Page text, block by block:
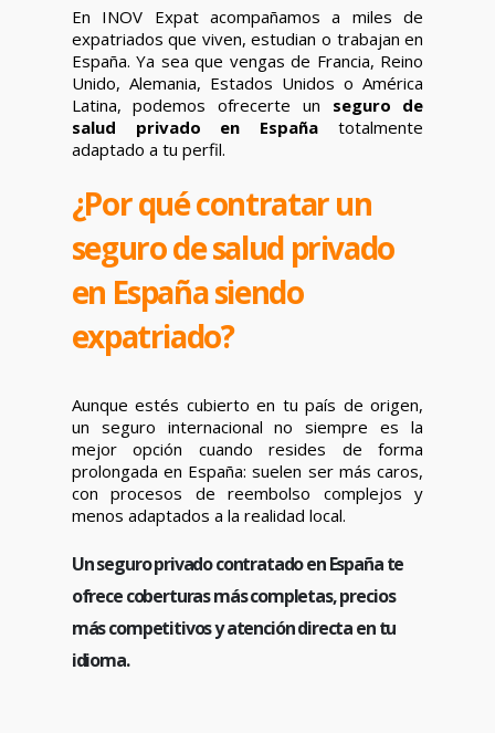
En INOV Expat acompañamos a miles de
expatriados que viven, estudian o trabajan en
España. Ya sea que vengas de Francia, Reino
Unido, Alemania, Estados Unidos o América
Latina, podemos ofrecerte un seguro de
salud privado en España totalmente
adaptado a tu perfil.
¿Por qué contratar un
seguro de salud privado
en España siendo
expatriado?
Aunque estés cubierto en tu país de origen,
un seguro internacional no siempre es la
mejor opción cuando resides de forma
prolongada en España: suelen ser más caros,
con procesos de reembolso complejos y
menos adaptados a la realidad local.
Un seguro privado contratado en España te
ofrece coberturas más completas, precios
más competitivos y atención directa en tu
idioma.